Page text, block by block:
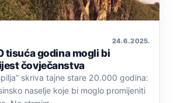
24. 6. 2025.
tisuća godina mogli bi
čovječanstva
skriva tajne stare 20.000 godina:
naselje koje bi moglo promijeniti